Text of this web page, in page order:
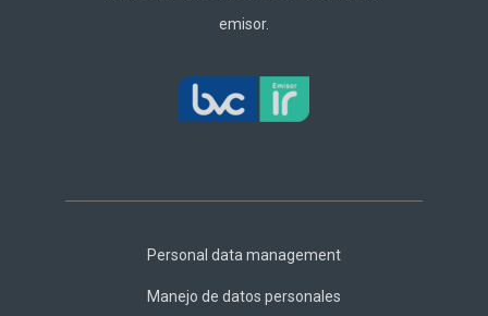
emisor.
Footer
Personal data management
Manejo de datos personales